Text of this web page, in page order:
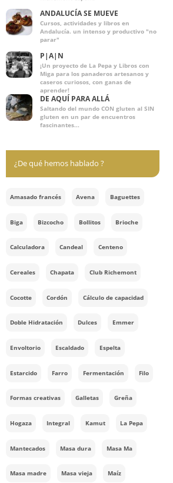
casa y
y
de la
y
QUE TU MEDICINA
ALIMENTO
I Certamen Pan
ANDALUCÍA SE
Cursos, actividades y
Andalucía. un
parar"
P|A|N
¡Un proyecto de La
Miga para los
caseros curiosos, con
aprender!
DE AQUÍ PARA ALLÁ
Saltando del mundo
gluten en un par de
Biga Bizcocho Bollitos
Calculadora Candeal
Cereales Chapata Club